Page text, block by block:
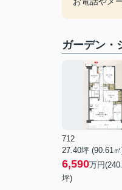
ガーデン・
712
27.40坪 (90.61
6,590万円
坪)